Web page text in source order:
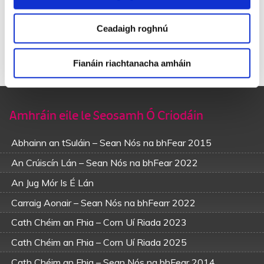
Ceadaigh roghnú
Fianáin riachtanacha amháin
’Sé mo ghuí chun an Ard-Mhic a ghrásta do scaip orainn,
‘S go leanfadh an t-ádh san gan ghátar ná easpa sinn
Nuair a thiocfaidh lá an áirimh in áitreabh úd Jasapheth,
Go dtóga Dia ar láimh sinn in airde go Parrthas.
Amhráin eile le Seosamh Ó Criodáin
Abhainn an tSuláin – Sean Nós na bhFear 2015
An Crúiscín Lán – Sean Nós na bhFear 2022
An Jug Mór Is É Lán
Carraig Aonair – Sean Nós na bhFearr 2022
Cath Chéim an Fhia – Corn Uí Riada 2023
Cath Chéim an Fhia – Corn Uí Riada 2025